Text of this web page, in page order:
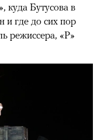
куда Бутусова в
и где до сих пор
режиссера, «Р»